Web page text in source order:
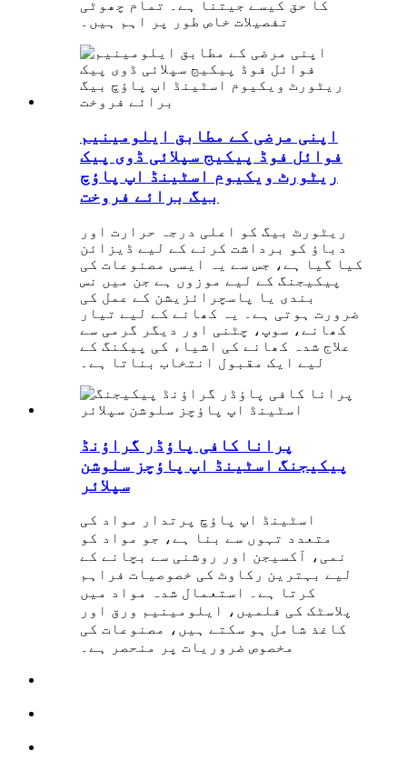
کا حق کیسے جیتنا ہے۔ تمام چھوٹی
تفصیلات خاص طور پر اہم ہیں۔
اپنی مرضی کے مطابق ایلومینیم
فوائل فوڈ پیکیج سپلائی ڈوی پیک
ریٹورٹ ویکیوم اسٹینڈ اپ پاؤچ
بیگ برائے فروخت
ریٹورٹ بیگ کو اعلی درجہ حرارت اور
دباؤ کو برداشت کرنے کے لیے ڈیزائن
کیا گیا ہے، جس سے یہ ایسی مصنوعات کی
پیکیجنگ کے لیے موزوں ہے جن میں نس
بندی یا پاسچرائزیشن کے عمل کی
ضرورت ہوتی ہے۔ یہ کھانے کے لیے تیار
کھانے، سوپ، چٹنی اور دیگر گرمی سے
علاج شدہ کھانے کی اشیاء کی پیکنگ کے
لیے ایک مقبول انتخاب بناتا ہے۔
پرانا کافی پاؤڈر گراؤنڈ
پیکیجنگ اسٹینڈ اپ پاؤچز سلوشن
سپلائر
اسٹینڈ اپ پاؤچ پرتدار مواد کی
متعدد تہوں سے بنا ہے، جو مواد کو
نمی، آکسیجن اور روشنی سے بچانے کے
لیے بہترین رکاوٹ کی خصوصیات فراہم
کرتا ہے۔ استعمال شدہ مواد میں
پلاسٹک کی فلمیں، ایلومینیم ورق اور
کاغذ شامل ہو سکتے ہیں، مصنوعات کی
مخصوص ضروریات پر منحصر ہے۔